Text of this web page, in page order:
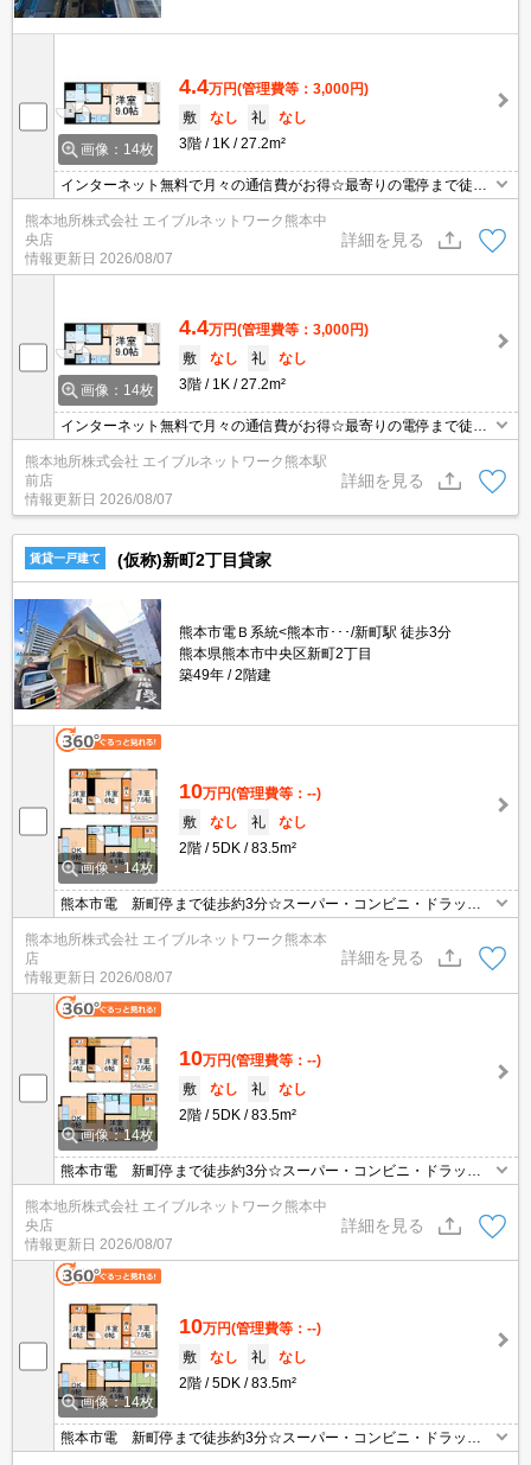
画像：14枚
4.4万円(管理費等：3,000円)
敷
なし 礼
なし
3階
1K 27.2m²
インターネット無料で月々の通信費がお得☆最寄りの電停まで徒歩
実☆サクラマチまで750ｍでお買い物にも便利です！南向きの角部
熊本地所株式会社 エイブルネットワーク熊本中
央店
情報更新日 2026/08/07
詳細を見る
画像：14枚
4.4万円(管理費等：3,000円)
敷
なし 礼
なし
3階
1K 27.2m²
インターネット無料で月々の通信費がお得☆最寄りの電停まで徒歩
実☆サクラマチまで750ｍでお買い物にも便利です！南向きの角部
熊本地所株式会社 エイブルネットワーク熊本駅
前店
情報更新日 2026/08/07
詳細を見る
賃貸一戸建て (仮称)新町2丁目貸家
熊本市電Ｂ系統<熊本市･･･/新町駅 徒歩3分
熊本県熊本市中央区新町2丁目
築49年
2階建
画像：14枚
10万円(管理費等：--)
敷
なし 礼
なし
2階
5DK 83.5m²
熊本市電 新町停まで徒歩約3分☆スーパー・コンビニ・ドラッグ
ストア徒歩圏内☆ファミリー向けの戸建て☆収納スペース豊富☆キ
ッチン・浴室・トイレにも窓が付いているので通気性良好です(^^♪
※駐車場サイズ要確認、定期借家契約になります。契約期間要相
談。事務所利用もご相談可能！（条件変更がございます。詳しくは
お問合せ下さい。
熊本地所株式会社 エイブルネットワーク熊本本
店
情報更新日 2026/08/07
詳細を見る
画像：14枚
10万円(管理費等：--)
敷
なし 礼
なし
2階
5DK 83.5m²
熊本市電 新町停まで徒歩約3分☆スーパー・コンビニ・ドラッグ
ストア徒歩圏内☆ファミリー向けの戸建て☆収納スペース豊富☆キ
ッチン・浴室・トイレにも窓が付いているので通気性良好です(^^♪
※駐車場サイズ要確認、定期借家契約になります。契約期間要相
談。事務所利用もご相談可能！（条件変更がございます。詳しくは
お問合せ下さい。
熊本地所株式会社 エイブルネットワーク熊本中
央店
情報更新日 2026/08/07
詳細を見る
画像：14枚
10万円(管理費等：--)
敷
なし 礼
なし
2階
5DK 83.5m²
熊本市電 新町停まで徒歩約3分☆スーパー・コンビニ・ドラッグ